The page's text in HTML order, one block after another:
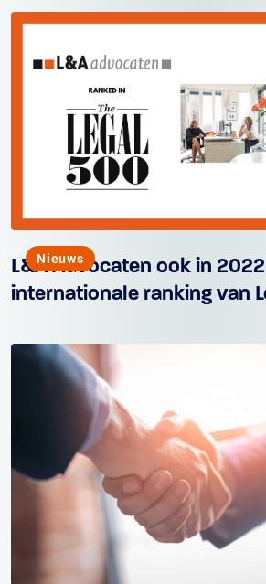
Nieuws
L&A Advocaten ook in
internationale ranking van